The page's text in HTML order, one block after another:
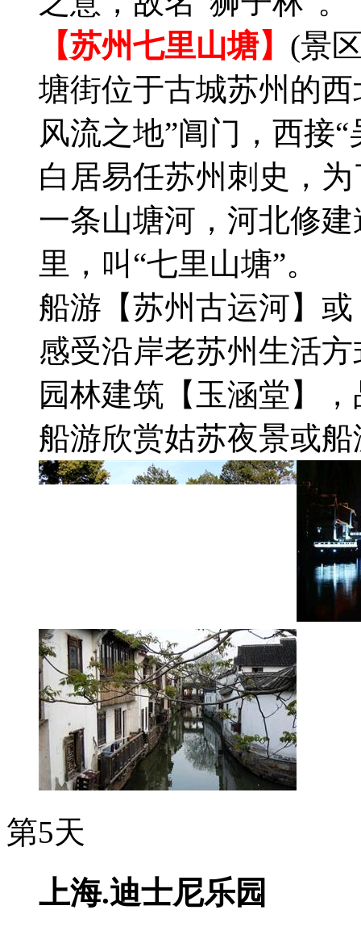
【苏州七里山塘】 (景
塘街位于古城苏州的
风流之地”阊门，西接
白居易任苏州刺史，
一条山塘河，河北修
里，叫“七里山塘”。
船游【苏州古运河】
感受沿岸老苏州生活
园林建筑【玉涵堂】
船游欣赏姑苏夜景或
第5天
上海.迪士尼乐园